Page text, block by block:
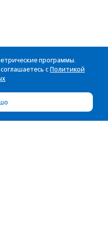
программы.
с Политикой